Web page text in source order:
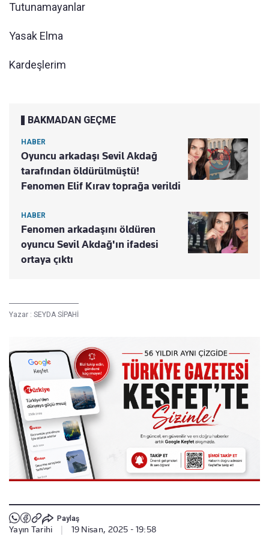
Tutunamayanlar
Yasak Elma
Kardeşlerim
BAKMADAN GEÇME
HABER
Oyuncu arkadaşı Sevil Akdağ
tarafından öldürülmüştü!
Fenomen Elif Kırav toprağa verildi
HABER
Fenomen arkadaşını öldüren
oyuncu Sevil Akdağ'ın ifadesi
ortaya çıktı
Yazar : SEYDA SİPAHİ
Paylaş
Yayın Tarihi 19 Nisan, 2025 - 19:58